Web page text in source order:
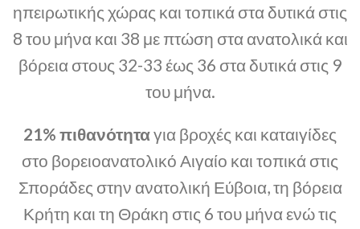
ηπειρωτικής χώρας και τοπικά στα δυτικά στις
8 του μήνα και 38 με πτώση στα ανατολικά και
βόρεια στους 32-33 έως 36 στα δυτικά στις 9
του μήνα.
21% πιθανότηταγια βροχές και καταιγίδες
στο βορειοανατολικό Αιγαίο και τοπικά στις
Σποράδες στην ανατολική Εύβοια, τη βόρεια
Κρήτη και τη Θράκη στις 6 του μήνα ενώ τις